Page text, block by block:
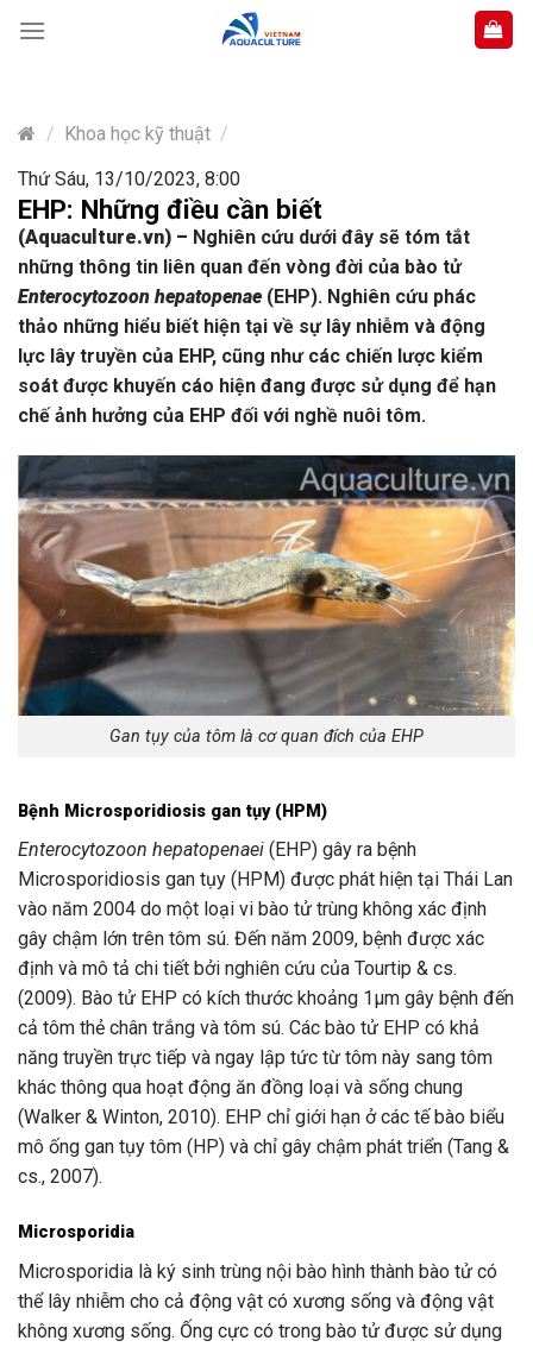
content
/ Khoa học kỹ thuật /
Thứ Sáu, 13/10/2023, 8:00
EHP: Những điều cần biết
(Aquaculture.vn) – Nghiên cứu dưới đây sẽ tóm tắt
những thông tin liên quan đến vòng đời của bào tử
Enterocytozoon hepatopenae (EHP). Nghiên cứu phác
thảo những hiểu biết hiện tại về sự lây nhiễm và động
lực lây truyền của EHP, cũng như các chiến lược kiểm
soát được khuyến cáo hiện đang được sử dụng để hạn
chế ảnh hưởng của EHP đối với nghề nuôi tôm.
Gan tụy của tôm là cơ quan đích của EHP
Bệnh Microsporidiosis gan tụy (HPM)
Enterocytozoon hepatopenaei (EHP) gây ra bệnh
Microsporidiosis gan tụy (HPM) được phát hiện tại Thái Lan
vào năm 2004 do một loại vi bào tử trùng không xác định
gây chậm lớn trên tôm sú. Đến năm 2009, bệnh được xác
định và mô tả chi tiết bởi nghiên cứu của Tourtip & cs.
(2009). Bào tử EHP có kích thước khoảng 1μm gây bệnh đến
cả tôm thẻ chân trắng và tôm sú. Các bào tử EHP có khả
năng truyền trực tiếp và ngay lập tức từ tôm này sang tôm
khác thông qua hoạt động ăn đồng loại và sống chung
(Walker & Winton, 2010). EHP chỉ giới hạn ở các tế bào biểu
mô ống gan tụy tôm (HP) và chỉ gây chậm phát triển (Tang &
cs., 2007).
Microsporidia
Microsporidia là ký sinh trùng nội bào hình thành bào tử có
thể lây nhiễm cho cả động vật có xương sống và động vật
không xương sống. Ống cực có trong bào tử được sử dụng